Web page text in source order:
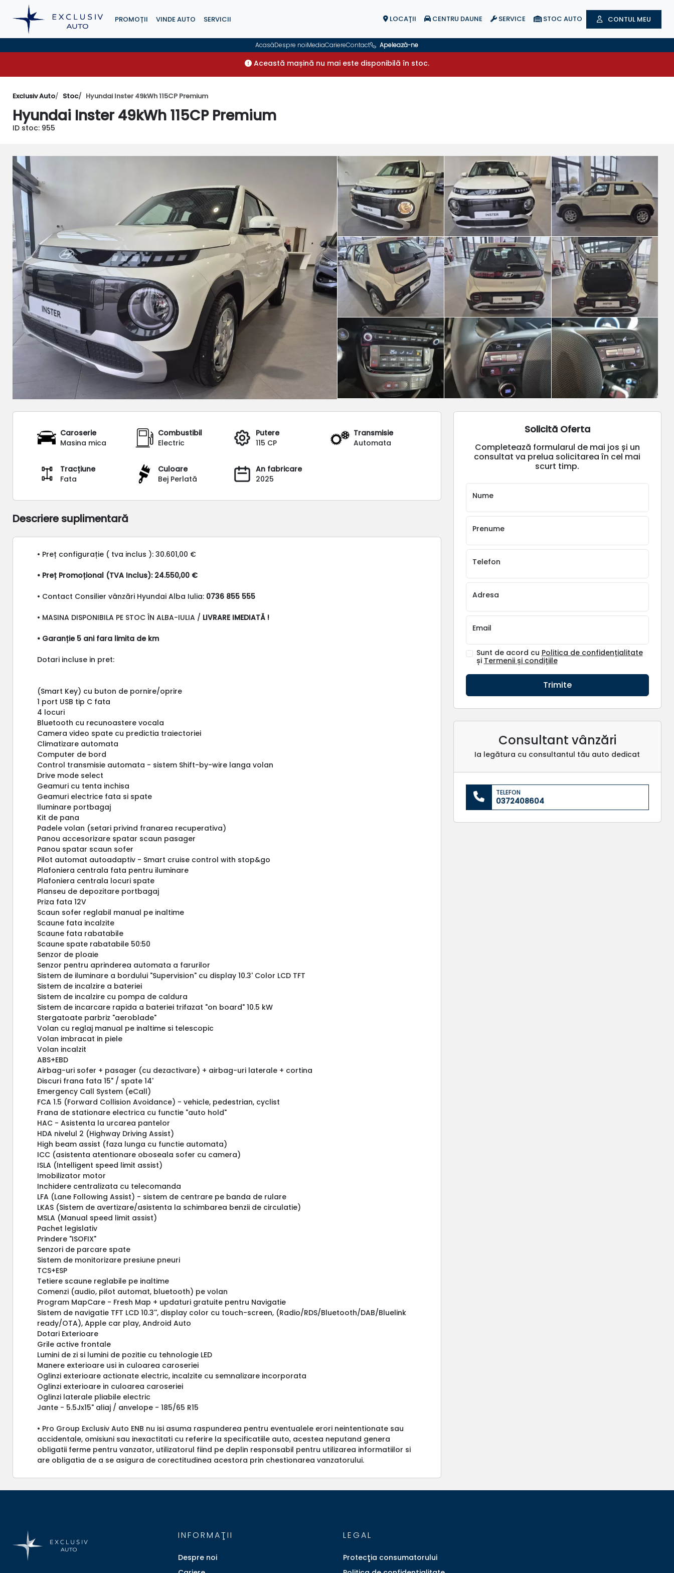
PROMOȚII VINDE AUTO SERVICII LOCAŢII CENTRU DAUNE SERVICE STOC AUTO CONTUL MEU
AcasăDespre noiMediaCariereContact Apelează-ne
Această mașină nu mai este disponibilă în stoc.
Exclusiv Auto Stoc Hyundai Inster 49kWh 115CP Premium
Hyundai Inster 49kWh 115CP Premium
ID stoc: 955
Caroserie
Masina mica
Combustibil
Electric
Putere
115 CP
Transmisie
Automata
Tracțiune
Fata
Culoare
Bej Perlată
An fabricare
2025
Descriere suplimentară
• Preț configurație ( tva inclus ): 30.601,00 €
• Preț Promoțional (TVA Inclus): 24.550,00 €
• Contact Consilier vânzări Hyundai Alba Iulia: 0736 855 555
• MASINA DISPONIBILA PE STOC ÎN ALBA-IULIA / LIVRARE IMEDIATĂ !
• Garanție 5 ani fara limita de km
Dotari incluse in pret:
(Smart Key) cu buton de pornire/oprire
1 port USB tip C fata
4 locuri
Bluetooth cu recunoastere vocala
Camera video spate cu predictia traiectoriei
Climatizare automata
Computer de bord
Control transmisie automata - sistem Shift-by-wire langa volan
Drive mode select
Geamuri cu tenta inchisa
Geamuri electrice fata si spate
Iluminare portbagaj
Kit de pana
Padele volan (setari privind franarea recuperativa)
Panou accesorizare spatar scaun pasager
Panou spatar scaun sofer
Pilot automat autoadaptiv - Smart cruise control with stop&go
Plafoniera centrala fata pentru iluminare
Plafoniera centrala locuri spate
Planseu de depozitare portbagaj
Priza fata 12V
Scaun sofer reglabil manual pe inaltime
Scaune fata incalzite
Scaune fata rabatabile
Scaune spate rabatabile 50:50
Senzor de ploaie
Senzor pentru aprinderea automata a farurilor
Sistem de iluminare a bordului "Supervision" cu display 10.3' Color LCD TFT
Sistem de incalzire a bateriei
Sistem de incalzire cu pompa de caldura
Sistem de incarcare rapida a bateriei trifazat "on board" 10.5 kW
Stergatoate parbriz "aeroblade"
Volan cu reglaj manual pe inaltime si telescopic
Volan imbracat in piele
Volan incalzit
ABS+EBD
Airbag-uri sofer + pasager (cu dezactivare) + airbag-uri laterale + cortina
Discuri frana fata 15" / spate 14'
Emergency Call System (eCall)
FCA 1.5 (Forward Collision Avoidance) - vehicle, pedestrian, cyclist
Frana de stationare electrica cu functie "auto hold"
HAC - Asistenta la urcarea pantelor
HDA nivelul 2 (Highway Driving Assist)
High beam assist (faza lunga cu functie automata)
ICC (asistenta atentionare oboseala sofer cu camera)
ISLA (Intelligent speed limit assist)
Imobilizator motor
Inchidere centralizata cu telecomanda
LFA (Lane Following Assist) - sistem de centrare pe banda de rulare
LKAS (Sistem de avertizare/asistenta la schimbarea benzii de circulatie)
MSLA (Manual speed limit assist)
Pachet legislativ
Prindere "ISOFIX"
Senzori de parcare spate
Sistem de monitorizare presiune pneuri
TCS+ESP
Tetiere scaune reglabile pe inaltime
Comenzi (audio, pilot automat, bluetooth) pe volan
Program MapCare - Fresh Map + updaturi gratuite pentru Navigatie
Sistem de navigatie TFT LCD 10.3'', display color cu touch-screen, (Radio/RDS/Bluetooth/DAB/Bluelink
ready/OTA), Apple car play, Android Auto
Dotari Exterioare
Grile active frontale
Lumini de zi si lumini de pozitie cu tehnologie LED
Manere exterioare usi in culoarea caroseriei
Oglinzi exterioare actionate electric, incalzite cu semnalizare incorporata
Oglinzi exterioare in culoarea caroseriei
Oglinzi laterale pliabile electric
Jante - 5.5Jx15" aliaj / anvelope - 185/65 R15
• Pro Group Exclusiv Auto ENB nu isi asuma raspunderea pentru eventualele erori neintentionate sau
accidentale, omisiuni sau inexactitati cu referire la specificatiile auto, acestea neputand genera
obligatii ferme pentru vanzator, utilizatorul fiind pe deplin responsabil pentru utilizarea informatiilor si
are obligatia de a se asigura de corectitudinea acestora prin chestionarea vanzatorului.
Solicită Oferta
Completează formularul de mai jos și un
consultat va prelua solicitarea în cel mai
scurt timp.
Nume
Prenume
Telefon
Adresa
Email
Sunt de acord cu Politica de confidențialitate
și Termenii și condițiile
Trimite
Consultant vânzări
Ia legătura cu consultantul tău auto dedicat
TELEFON
0372408604
INFORMAŢII
Despre noi
LEGAL
Protecţia consumatorului